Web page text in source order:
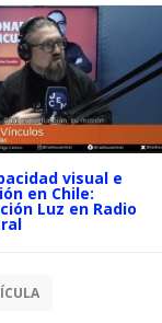
visual e
en Chile:
Luz en Radio